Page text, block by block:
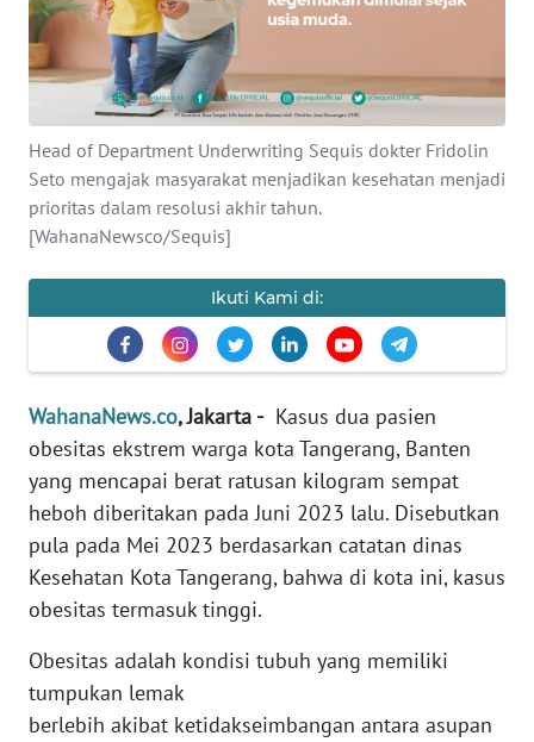
Head of Department Underwriting Sequis dokter Fridolin
Seto mengajak masyarakat menjadikan kesehatan menjadi
prioritas dalam resolusi akhir tahun.
[WahanaNewsco/Sequis]
Ikuti Kami di:
WahanaNews.co, Jakarta - Kasus dua pasien
obesitas ekstrem warga kota Tangerang, Banten
yang mencapai berat ratusan kilogram sempat
heboh diberitakan pada Juni 2023 lalu. Disebutkan
pula pada Mei 2023 berdasarkan catatan dinas
Kesehatan Kota Tangerang, bahwa di kota ini, kasus
obesitas termasuk tinggi.
Obesitas adalah kondisi tubuh yang memiliki
tumpukan lemak
berlebih akibat ketidakseimbangan antara asupan
INTERNASIONAL
SERBA-SERBI
PENDIDIKAN
OLAHRAGA
OPINI
Informasi
INDEKS
BERITA
KONTAK
KAMI
IKLAN